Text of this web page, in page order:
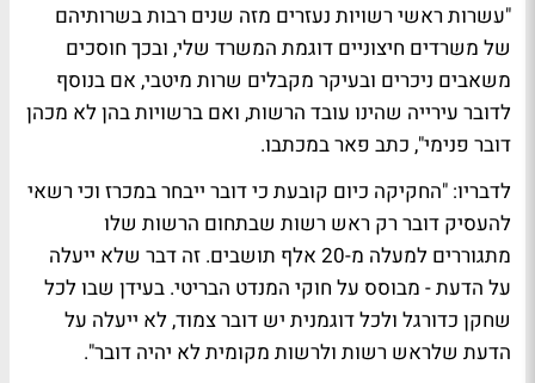
"עשרות ראשי רשויות נעזרים מזה שנים רבות בשרותיהם
של משרדים חיצוניים דוגמת המשרד שלי, ובכך חוסכים
משאבים ניכרים ובעיקר מקבלים שרות מיטבי, אם בנוסף
לדובר עירייה שהינו עובד הרשות, ואם ברשויות בהן לא מכהן
דובר פנימי", כתב פאר במכתבו.
לדבריו: "החקיקה כיום קובעת כי דובר ייבחר במכרז וכי רשאי
להעסיק דובר רק ראש רשות שבתחום הרשות שלו
מתגוררים למעלה מ-20 אלף תושבים. זה דבר שלא ייעלה
על הדעת - מבוסס על חוקי המנדט הבריטי. בעידן שבו לכל
שחקן כדורגל ולכל דוגמנית יש דובר צמוד, לא ייעלה על
הדעת שלראש רשות ולרשות מקומית לא יהיה דובר".